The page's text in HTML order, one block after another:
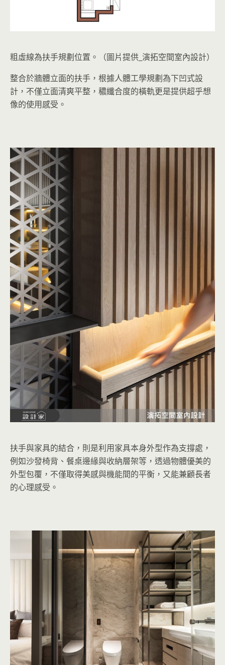
粗虛線為扶手規劃位置。（圖片提供_演拓空間室內設計）
整合於牆體立面的扶手，根據人體工學規劃為下凹式設
計，不僅立面清爽平整，穠纖合度的橫軌更是提供超乎想
像的使用感受。
扶手與家具的結合，則是利用家具本身外型作為支撐處，
例如沙發椅背、餐桌邊緣與收納層架等，透過物體優美的
外型包覆，不僅取得美感與機能間的平衡，又能兼顧長者
的心理感受。